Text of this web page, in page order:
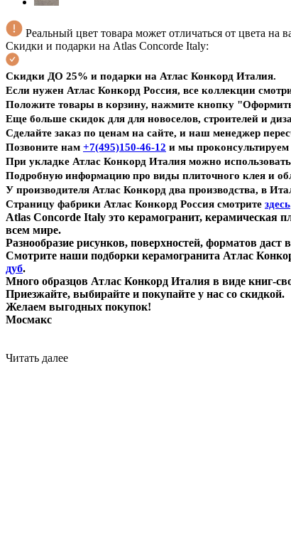
Реальный цвет товара может отличаться от цвета
Скидки и подарки на Atlas Concorde Italy:
Скидки ДО 25% и подарки на Атлас Конкорд Италия.
Если нужен Атлас Конкорд Россия, все коллекции
Положите товары в корзину, нажмите кнопку
Еще больше скидок для для новоселов, строителей и
Сделайте заказ по ценам на сайте, и наш менеджер
Позвоните нам +7(495)150-46-12 и мы
При укладке Атлас Конкорд Италия можно
Подробную информацию про виды плиточного клея и
У производителя Атлас Конкорд два производства, в
Страницу фабрики Атлас Конкорд Россия смотрите здесь
Atlas Concorde Italy это керамогранит, керамическая
всем мире.
Разнообразие рисунков, поверхностей, форматов
Смотрите наши подборки керамогранита Атлас
дуб.
Много образцов Атлас Конкорд Италия в виде книг-
Приезжайте, выбирайте и покупайте у нас со скидкой.
Желаем выгодных покупок!
Мосмакс
Читать далее